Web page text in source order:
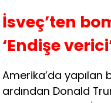
İsveç’ten
‘Endişe
Amerika’da yapılan
ardından Donald